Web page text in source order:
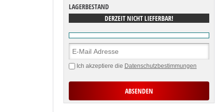
LAGERBESTAND
DERZEIT NICHT LIEFERBAR!
Ich akzeptiere die Datenschutzbestimmungen